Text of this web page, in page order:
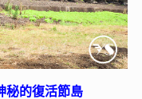
秘的復活節島